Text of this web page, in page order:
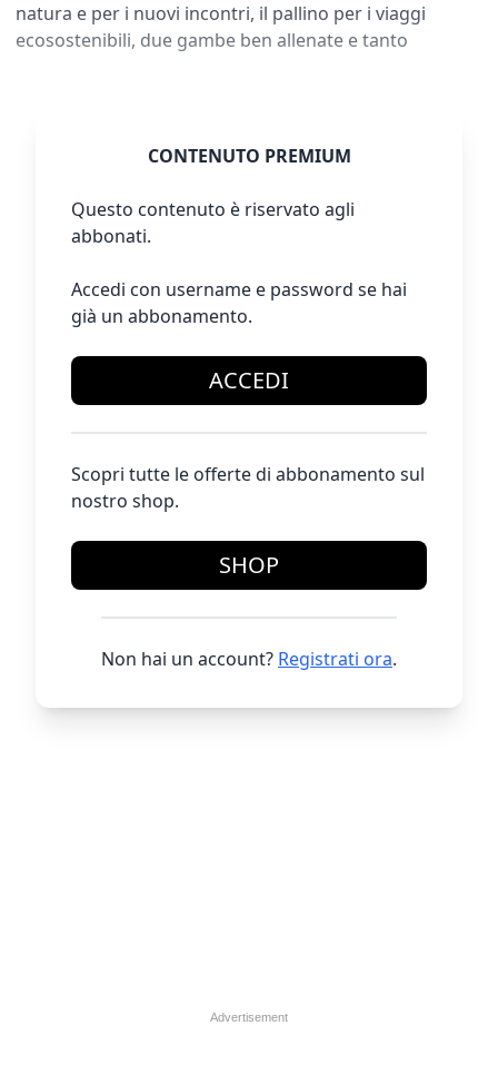
natura e per i nuovi incontri, il pallino per i viaggi
ecosostenibili, due gambe ben allenate e tanto
CONTENUTO PREMIUM
Questo contenuto è riservato agli
abbonati.
Accedi con username e password se hai
già un abbonamento.
ACCEDI
Scopri tutte le offerte di abbonamento sul
nostro shop.
SHOP
Non hai un account? Registrati ora.